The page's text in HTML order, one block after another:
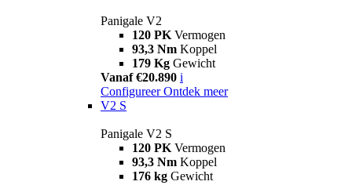
Panigale V2
120 PK Vermogen
93,3 Nm Koppel
179 Kg Gewicht
Vanaf €20.890 i
Configureer Ontdek meer
V2 S
Panigale V2 S
120 PK Vermogen
93,3 Nm Koppel
176 kg Gewicht